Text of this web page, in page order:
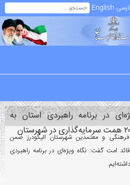
English
در برنامه راهبردی استان به
فرهنگی و معتمدین شهرستان الیگودرز ضمن
امت گفت: نگاه ویژه‌ای در برنامه راهبردی